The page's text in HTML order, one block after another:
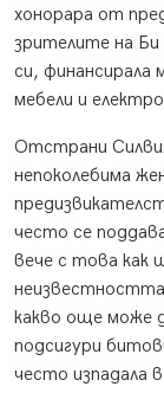
хонорара от
зрителите на Би
си, финансирала
мебели и
Отстрани
непоколебима
често се
вече с това как
какво още може
подсигури
често изпадала